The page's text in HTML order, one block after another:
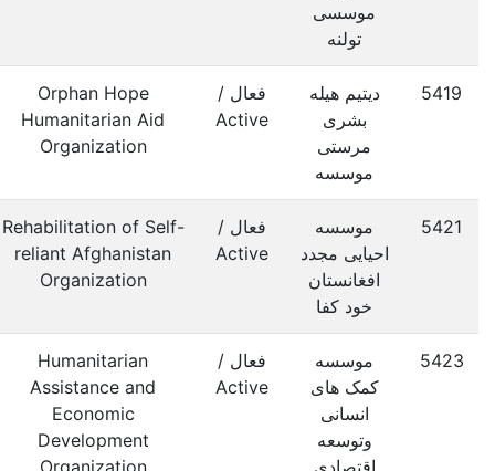
موسسی
تولنه
5419
دیتیم هیله
بشری
مرستی
موسسه
فعال /
Active
Orphan Hope
Humanitarian Aid
Organization
5421
موسسه
احیایی مجدد
افغانستان
خود کفا
فعال /
Active
Rehabilitation of Self-
reliant Afghanistan
Organization
5423
موسسه
کمک های
انسانی
وتوسعه
اقتصادی
فعال /
Active
Humanitarian
Assistance and
Economic
Development
Organization